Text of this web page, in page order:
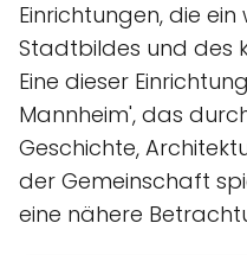
Einrichtungen, die
Stadtbildes und des
Eine dieser
Mannheim', das
Geschichte,
der Gemeinschaft
eine nähere